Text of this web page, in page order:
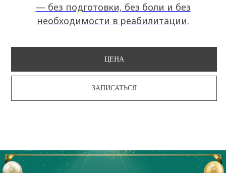
— без подготовки, без боли и без
необходимости в реабилитации.
ЦЕНА
ЗАПИСАТЬСЯ